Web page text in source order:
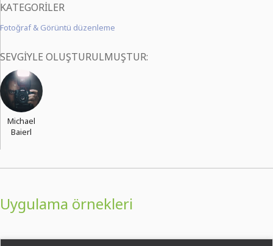
KATEGORILER
Fotoğraf & Görüntü düzenleme
SEVGIYLE OLUŞTURULMUŞTUR:
Michael
Baierl
Uygulama örnekleri